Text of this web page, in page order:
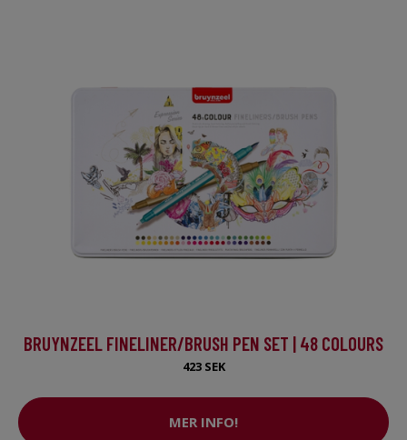
BRUYNZEEL FINELINER/BRUSH PEN SET | 48 COLOURS
423 SEK
MER INFO!